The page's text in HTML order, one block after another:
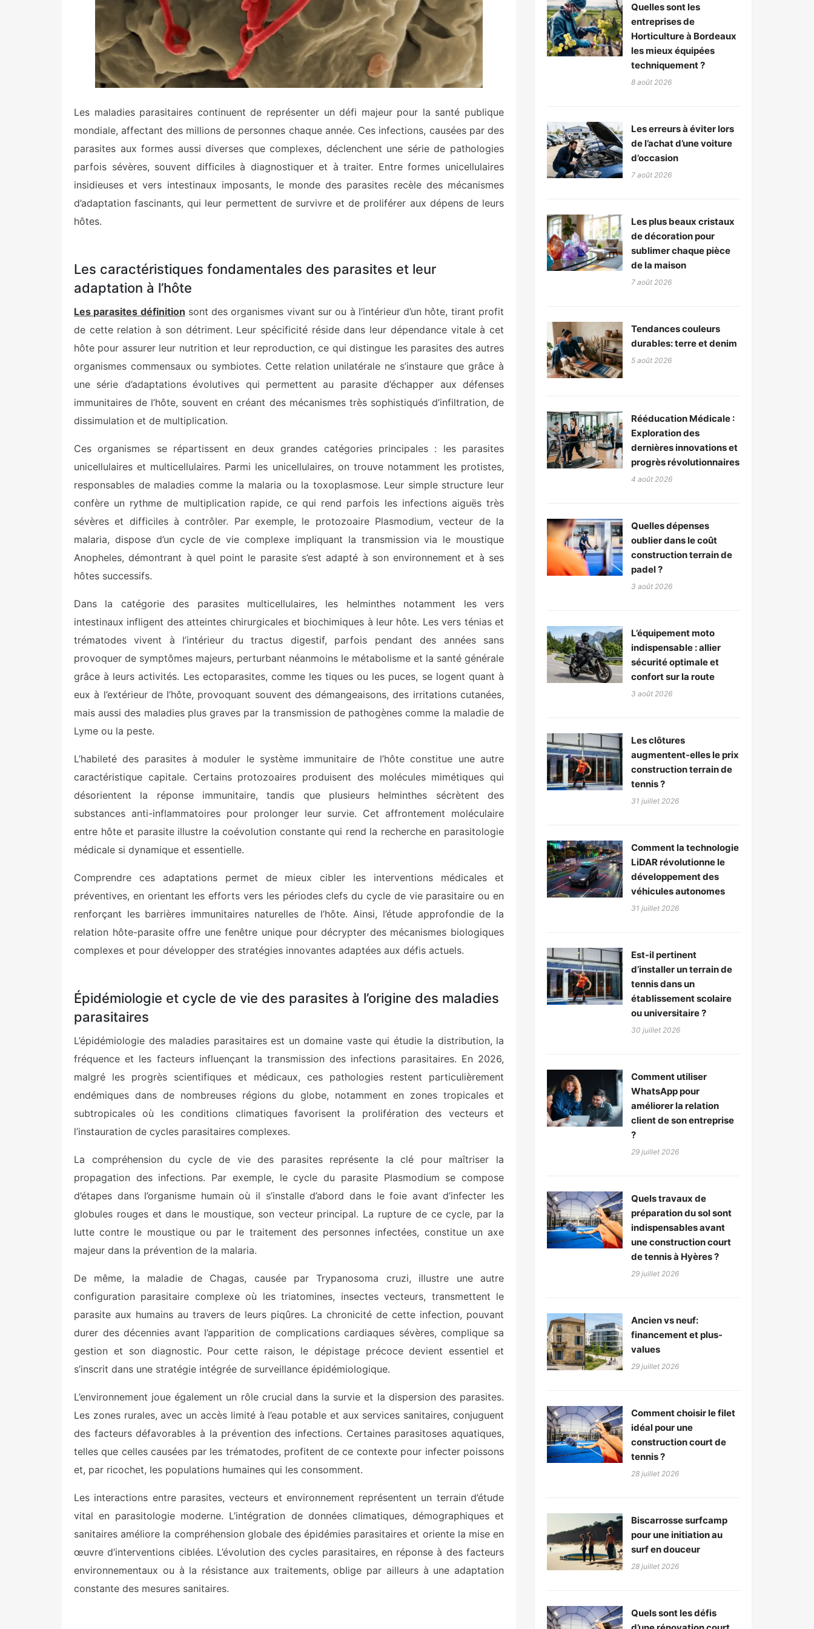
Les maladies parasitaires continuent de représenter un défi majeur pour la santé publique
mondiale, affectant des millions de personnes chaque année. Ces infections, causées par des
parasites aux formes aussi diverses que complexes, déclenchent une série de pathologies
parfois sévères, souvent difficiles à diagnostiquer et à traiter. Entre formes unicellulaires
insidieuses et vers intestinaux imposants, le monde des parasites recèle des mécanismes
d’adaptation fascinants, qui leur permettent de survivre et de proliférer aux dépens de leurs
hôtes.
Les caractéristiques fondamentales des parasites et leur
adaptation à l’hôte
Les parasites définition sont des organismes vivant sur ou à l’intérieur d’un hôte, tirant profit
de cette relation à son détriment. Leur spécificité réside dans leur dépendance vitale à cet
hôte pour assurer leur nutrition et leur reproduction, ce qui distingue les parasites des autres
organismes commensaux ou symbiotes. Cette relation unilatérale ne s’instaure que grâce à
une série d’adaptations évolutives qui permettent au parasite d’échapper aux défenses
immunitaires de l’hôte, souvent en créant des mécanismes très sophistiqués d’infiltration, de
dissimulation et de multiplication.
Ces organismes se répartissent en deux grandes catégories principales : les parasites
unicellulaires et multicellulaires. Parmi les unicellulaires, on trouve notamment les protistes,
responsables de maladies comme la malaria ou la toxoplasmose. Leur simple structure leur
confère un rythme de multiplication rapide, ce qui rend parfois les infections aiguës très
sévères et difficiles à contrôler. Par exemple, le protozoaire Plasmodium, vecteur de la
malaria, dispose d’un cycle de vie complexe impliquant la transmission via le moustique
Anopheles, démontrant à quel point le parasite s’est adapté à son environnement et à ses
hôtes successifs.
Dans la catégorie des parasites multicellulaires, les helminthes notamment les vers
intestinaux infligent des atteintes chirurgicales et biochimiques à leur hôte. Les vers ténias et
trématodes vivent à l’intérieur du tractus digestif, parfois pendant des années sans
provoquer de symptômes majeurs, perturbant néanmoins le métabolisme et la santé générale
grâce à leurs activités. Les ectoparasites, comme les tiques ou les puces, se logent quant à
eux à l’extérieur de l’hôte, provoquant souvent des démangeaisons, des irritations cutanées,
mais aussi des maladies plus graves par la transmission de pathogènes comme la maladie de
Lyme ou la peste.
L’habileté des parasites à moduler le système immunitaire de l’hôte constitue une autre
caractéristique capitale. Certains protozoaires produisent des molécules mimétiques qui
désorientent la réponse immunitaire, tandis que plusieurs helminthes sécrètent des
substances anti-inflammatoires pour prolonger leur survie. Cet affrontement moléculaire
entre hôte et parasite illustre la coévolution constante qui rend la recherche en parasitologie
médicale si dynamique et essentielle.
Comprendre ces adaptations permet de mieux cibler les interventions médicales et
préventives, en orientant les efforts vers les périodes clefs du cycle de vie parasitaire ou en
renforçant les barrières immunitaires naturelles de l’hôte. Ainsi, l’étude approfondie de la
relation hôte-parasite offre une fenêtre unique pour décrypter des mécanismes biologiques
complexes et pour développer des stratégies innovantes adaptées aux défis actuels.
Épidémiologie et cycle de vie des parasites à l’origine des maladies
parasitaires
L’épidémiologie des maladies parasitaires est un domaine vaste qui étudie la distribution, la
fréquence et les facteurs influençant la transmission des infections parasitaires. En 2026,
malgré les progrès scientifiques et médicaux, ces pathologies restent particulièrement
endémiques dans de nombreuses régions du globe, notamment en zones tropicales et
subtropicales où les conditions climatiques favorisent la prolifération des vecteurs et
l’instauration de cycles parasitaires complexes.
La compréhension du cycle de vie des parasites représente la clé pour maîtriser la
propagation des infections. Par exemple, le cycle du parasite Plasmodium se compose
d’étapes dans l’organisme humain où il s’installe d’abord dans le foie avant d’infecter les
globules rouges et dans le moustique, son vecteur principal. La rupture de ce cycle, par la
lutte contre le moustique ou par le traitement des personnes infectées, constitue un axe
majeur dans la prévention de la malaria.
De même, la maladie de Chagas, causée par Trypanosoma cruzi, illustre une autre
configuration parasitaire complexe où les triatomines, insectes vecteurs, transmettent le
parasite aux humains au travers de leurs piqûres. La chronicité de cette infection, pouvant
durer des décennies avant l’apparition de complications cardiaques sévères, complique sa
gestion et son diagnostic. Pour cette raison, le dépistage précoce devient essentiel et
s’inscrit dans une stratégie intégrée de surveillance épidémiologique.
L’environnement joue également un rôle crucial dans la survie et la dispersion des parasites.
Les zones rurales, avec un accès limité à l’eau potable et aux services sanitaires, conjuguent
des facteurs défavorables à la prévention des infections. Certaines parasitoses aquatiques,
telles que celles causées par les trématodes, profitent de ce contexte pour infecter poissons
et, par ricochet, les populations humaines qui les consomment.
Les interactions entre parasites, vecteurs et environnement représentent un terrain d’étude
vital en parasitologie moderne. L’intégration de données climatiques, démographiques et
sanitaires améliore la compréhension globale des épidémies parasitaires et oriente la mise en
œuvre d’interventions ciblées. L’évolution des cycles parasitaires, en réponse à des facteurs
environnementaux ou à la résistance aux traitements, oblige par ailleurs à une adaptation
constante des mesures sanitaires.
Quelles sont les
entreprises de
Horticulture à Bordeaux
les mieux équipées
techniquement ?
8 août 2026
Les erreurs à éviter lors
de l’achat d’une voiture
d’occasion
7 août 2026
Les plus beaux cristaux
de décoration pour
sublimer chaque pièce
de la maison
7 août 2026
Tendances couleurs
durables: terre et denim
5 août 2026
Rééducation Médicale :
Exploration des
dernières innovations et
progrès révolutionnaires
4 août 2026
Quelles dépenses
oublier dans le coût
construction terrain de
padel ?
3 août 2026
L’équipement moto
indispensable : allier
sécurité optimale et
confort sur la route
3 août 2026
Les clôtures
augmentent-elles le prix
construction terrain de
tennis ?
31 juillet 2026
Comment la technologie
LiDAR révolutionne le
développement des
véhicules autonomes
31 juillet 2026
Est-il pertinent
d’installer un terrain de
tennis dans un
établissement scolaire
ou universitaire ?
30 juillet 2026
Comment utiliser
WhatsApp pour
améliorer la relation
client de son entreprise
?
29 juillet 2026
Quels travaux de
préparation du sol sont
indispensables avant
une construction court
de tennis à Hyères ?
29 juillet 2026
Ancien vs neuf:
financement et plus-
values
29 juillet 2026
Comment choisir le filet
idéal pour une
construction court de
tennis ?
28 juillet 2026
Biscarrosse surfcamp
pour une initiation au
surf en douceur
28 juillet 2026
Quels sont les défis